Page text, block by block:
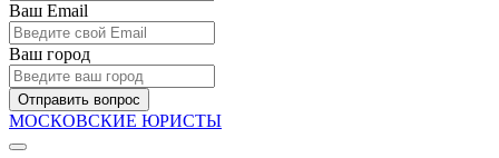
Ваш Email
Ваш город
Отправить вопрос
МОСКОВСКИЕ ЮРИСТЫ